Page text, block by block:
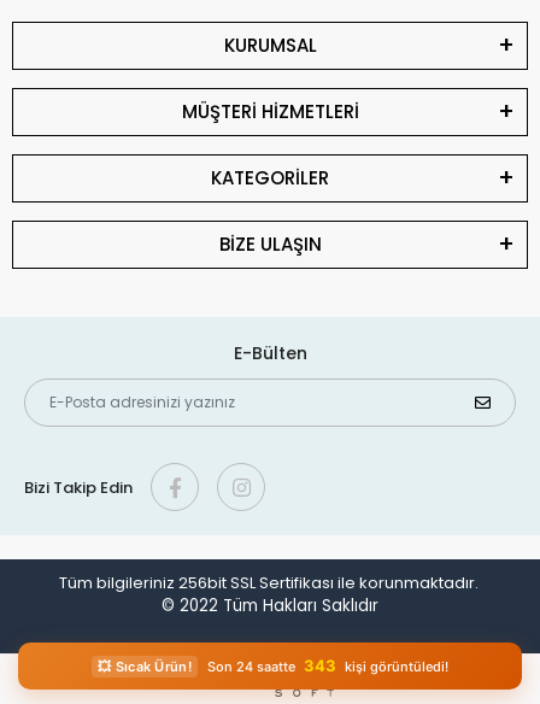
KURUMSAL
MÜŞTERİ HİZMETLERİ
KATEGORİLER
BİZE ULAŞIN
E-Bülten
Bizi Takip Edin
Tüm bilgileriniz 256bit SSL Sertifikası ile korunmaktadır.
© 2022 Tüm Hakları Saklıdır
💥 Sıcak Ürün! Son 24 saatte 343 kişi görüntüledi!